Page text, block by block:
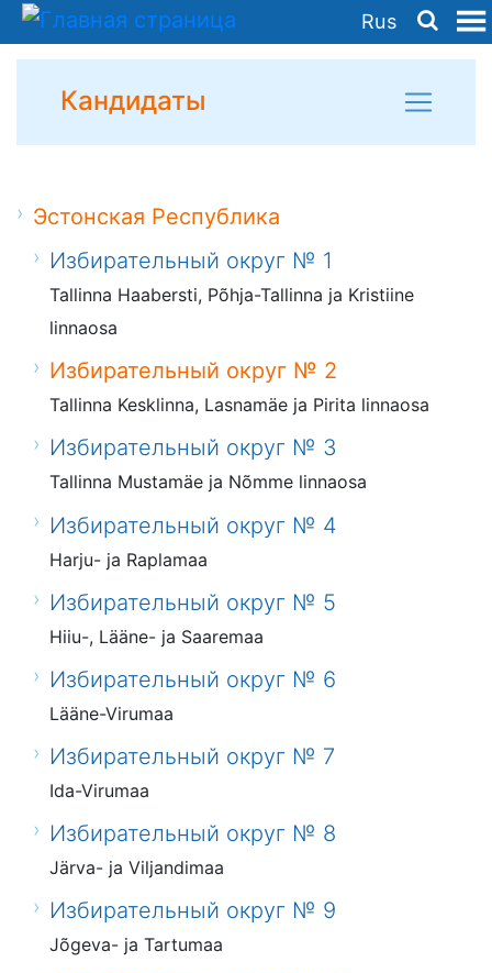
Rus
Кандидаты
Эстонская Республика
Избирательный округ № 1
Tallinna Haabersti, Põhja-Tallinna ja Kristiine
linnaosa
Избирательный округ № 2
Tallinna Kesklinna, Lasnamäe ja Pirita linnaosa
Избирательный округ № 3
Tallinna Mustamäe ja Nõmme linnaosa
Избирательный округ № 4
Harju- ja Raplamaa
Избирательный округ № 5
Hiiu-, Lääne- ja Saaremaa
Избирательный округ № 6
Lääne-Virumaa
Избирательный округ № 7
Ida-Virumaa
Избирательный округ № 8
Järva- ja Viljandimaa
Избирательный округ № 9
Jõgeva- ja Tartumaa